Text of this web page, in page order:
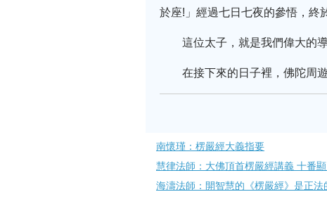
於座!」經過七日七夜的參悟，終
這位太子，就是我們偉大的
在接下來的日子裡，佛陀周
南懷瑾：楞嚴經大義指要
慧律法師：大佛頂首楞嚴經講義 十番
海濤法師：開智慧的《楞嚴經》是正法